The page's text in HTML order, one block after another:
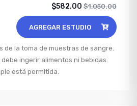
$582.00 $1,050.00
AGREGAR ESTUDIO
de la toma de muestras de sangre.
ingerir alimentos ni bebidas.
está permitida.